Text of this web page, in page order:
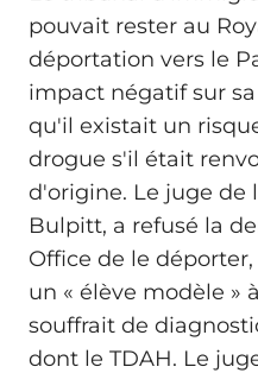
pouvait rester au
déportation vers le
impact négatif sur
qu'il existait un
drogue s'il était
d'origine. Le juge de
Bulpitt, a refusé la
Office de le
un « élève modèle »
souffrait de
dont le TDAH. Le